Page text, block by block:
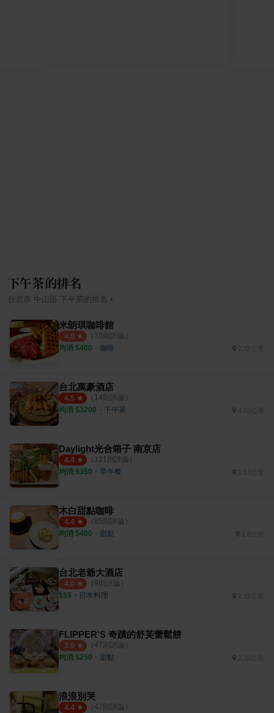
下午茶的排名
台北市 中山區 下午茶的排名 ›
米朗琪咖啡館
4.0 （ 73則評論）
均消 $400 ・ 咖啡
台北萬豪酒店
4.5 （ 14則評論）
均消 $3200 ・ 下午茶 4.03公里
Daylight光合箱子 南京店
4.4 （ 121則評論）
均消 $350 ・ 早午餐 1.53公里
木白甜點咖啡
4.4 （ 85則評論）
均消 $400 ・ 甜點
台北老爺大酒店
4.0 （ 9則評論）
$$$ ・ 日本料理 2.15公里
FLIPPER'S 奇蹟的舒芙蕾鬆餅
3.9 （ 47則評論）
均消 $250 ・ 甜點
浪浪別哭
4.4 （ 47則評論）